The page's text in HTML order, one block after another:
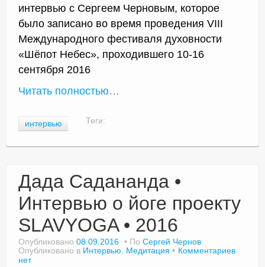
интервью с Сергеем Черновым, которое
было записано во время проведения VIII
Международного фестиваля духовности
«Шёпот Небес», проходившего 10-16
сентября 2016
Читать полностью…
Теги:
интервью
Дада Садананда •
Интервью о йоге проекту
SLAVYOGA • 2016
Опубликовано 08.09.2016 По Сергей Чернов
Опубликовано в Интервью, Медитация
Комментариев
нет